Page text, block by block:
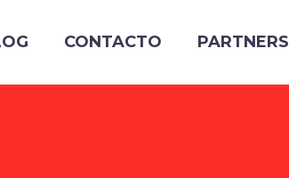
CONTACTO PARTNERS